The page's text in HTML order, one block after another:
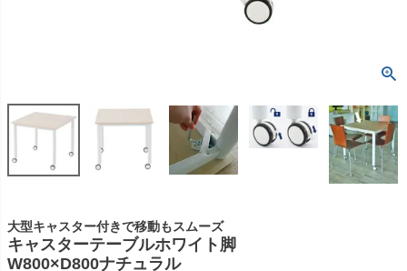
大型キャスター付きで移動もスムーズ
キャスターテーブルホワイト脚
W800×D800ナチュラル